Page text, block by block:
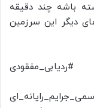
باشه چند دقیقه
دیگر این سرزمین